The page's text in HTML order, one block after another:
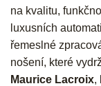
na kvalitu,
luxusních
řemeslné
nošení, které
Maurice Lacroix,